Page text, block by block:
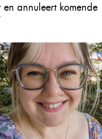
annuleert komende